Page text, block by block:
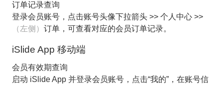
订单记录查询
登录会员账号，点击账号头像下拉箭头 >> 个人中心 >>
（左侧） 订单，可查看对应的会员订单记录。
iSlide App 移动端
会员有效期查询
启动 iSlide App 并登录会员账号，点击“我的”，在账号信